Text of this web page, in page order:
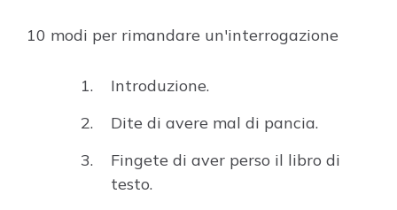
10 modi per rimandare un'interrogazione
Introduzione.
Dite di avere mal di pancia.
Fingete di aver perso il libro di
testo.